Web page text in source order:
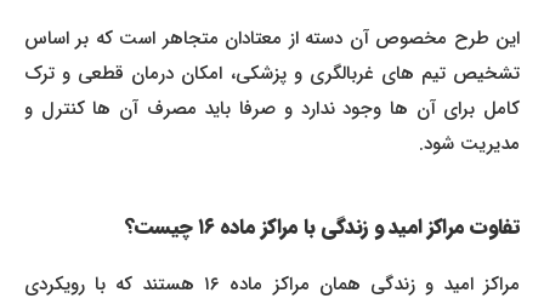
این طرح مخصوص آن دسته از معتادان متجاهر است که بر اساس
تشخیص تیم های غربالگری و پزشکی، امکان درمان قطعی و ترک
کامل برای آن ها وجود ندارد و صرفا باید مصرف آن ها کنترل و
مدیریت شود.
تفاوت مراکز امید و زندگی با مراکز ماده ۱۶ چیست؟
مراکز امید و زندگی همان مراکز ماده ۱۶ هستند که با رویکردی